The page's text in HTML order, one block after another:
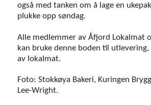
også med tanken om å lage en
plukke opp søndag.
Alle medlemmer av Åfjord Lokalmat
kan bruke denne boden til utlevering,
av lokalmat.
Foto: Stokkøya Bakeri, Kuringen
Lee-Wright.